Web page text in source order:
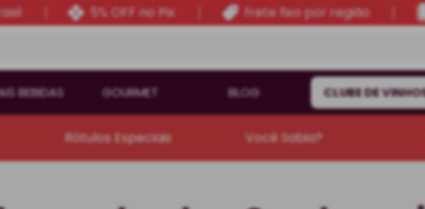
5% OFF no Pix frete fixo por região
BEBIDAS GOURMET BLOG CLUBE DE
Rótulos Especiais Você Sabia?